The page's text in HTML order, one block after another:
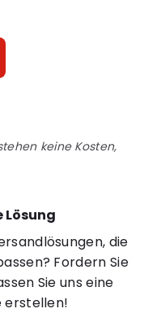
keine Kosten,
Lösung
die
Fordern Sie
Sie uns eine
erstellen!